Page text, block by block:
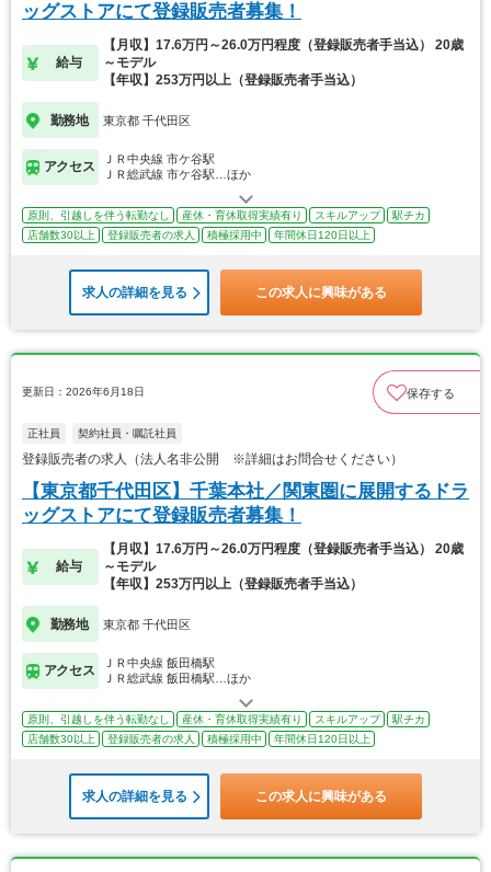
ッグストアにて登録販売者募集！
給与
【月収】17.6万円～26.0万円程度（登録販売者手当込） 20歳
～モデル
【年収】253万円以上（登録販売者手当込）
勤務地 東京都 千代田区
アクセス
ＪＲ中央線 市ケ谷駅
ＪＲ総武線 市ケ谷駅…ほか
原則、引越しを伴う転勤なし 産休・育休取得実績有り スキルアップ
駅チカ
店舗数30以上
登録販売者の求人 積極採用中 年間休日120日以上
求人の詳細を見る この求人に興味がある
更新日：2026年6月18日 保存する
正社員 契約社員・嘱託社員
登録販売者の求人（法人名非公開 ※詳細はお問合せください）
【東京都千代田区】千葉本社／関東圏に展開するドラ
ッグストアにて登録販売者募集！
給与
【月収】17.6万円～26.0万円程度（登録販売者手当込） 20歳
～モデル
【年収】253万円以上（登録販売者手当込）
勤務地 東京都 千代田区
アクセス
ＪＲ中央線 飯田橋駅
ＪＲ総武線 飯田橋駅…ほか
原則、引越しを伴う転勤なし 産休・育休取得実績有り スキルアップ
駅チカ
店舗数30以上
登録販売者の求人 積極採用中 年間休日120日以上
求人の詳細を見る この求人に興味がある